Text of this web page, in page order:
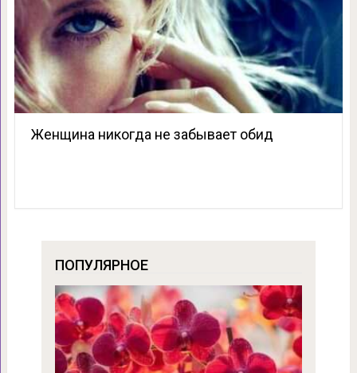
Женщина никогда не забывает обид
ПОПУЛЯРНОЕ